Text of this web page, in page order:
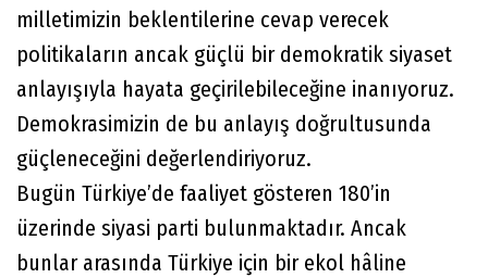
milletimizin beklentilerine cevap verecek
politikaların ancak güçlü bir demokratik siyaset
anlayışıyla hayata geçirilebileceğine inanıyoruz.
Demokrasimizin de bu anlayış doğrultusunda
güçleneceğini değerlendiriyoruz.
Bugün Türkiye’de faaliyet gösteren 180’in
üzerinde siyasi parti bulunmaktadır. Ancak
bunlar arasında Türkiye için bir ekol hâline